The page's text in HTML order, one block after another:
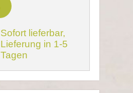
Sofort lieferbar,
Lieferung in 1-5
Tagen